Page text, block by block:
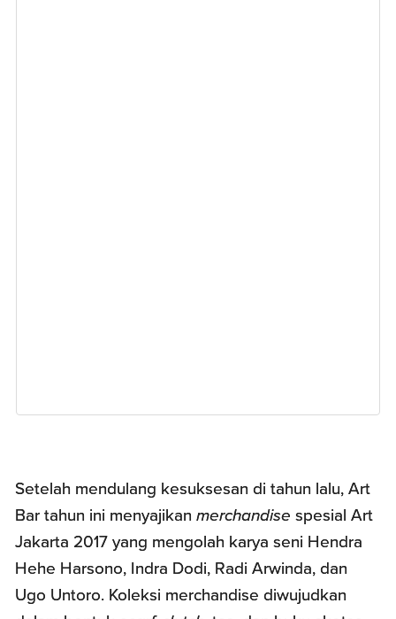
Setelah mendulang kesuksesan di tahun lalu, Art
Bar tahun ini menyajikanmerchandise spesial Art
Jakarta 2017 yang mengolah karya seni Hendra
Hehe Harsono, Indra Dodi, Radi Arwinda, dan
Ugo Untoro. Koleksi merchandise diwujudkan